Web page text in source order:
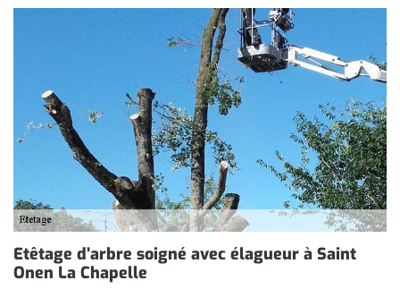
Etêtage d’arbre soigné avec élagueur à Saint
Onen La Chapelle